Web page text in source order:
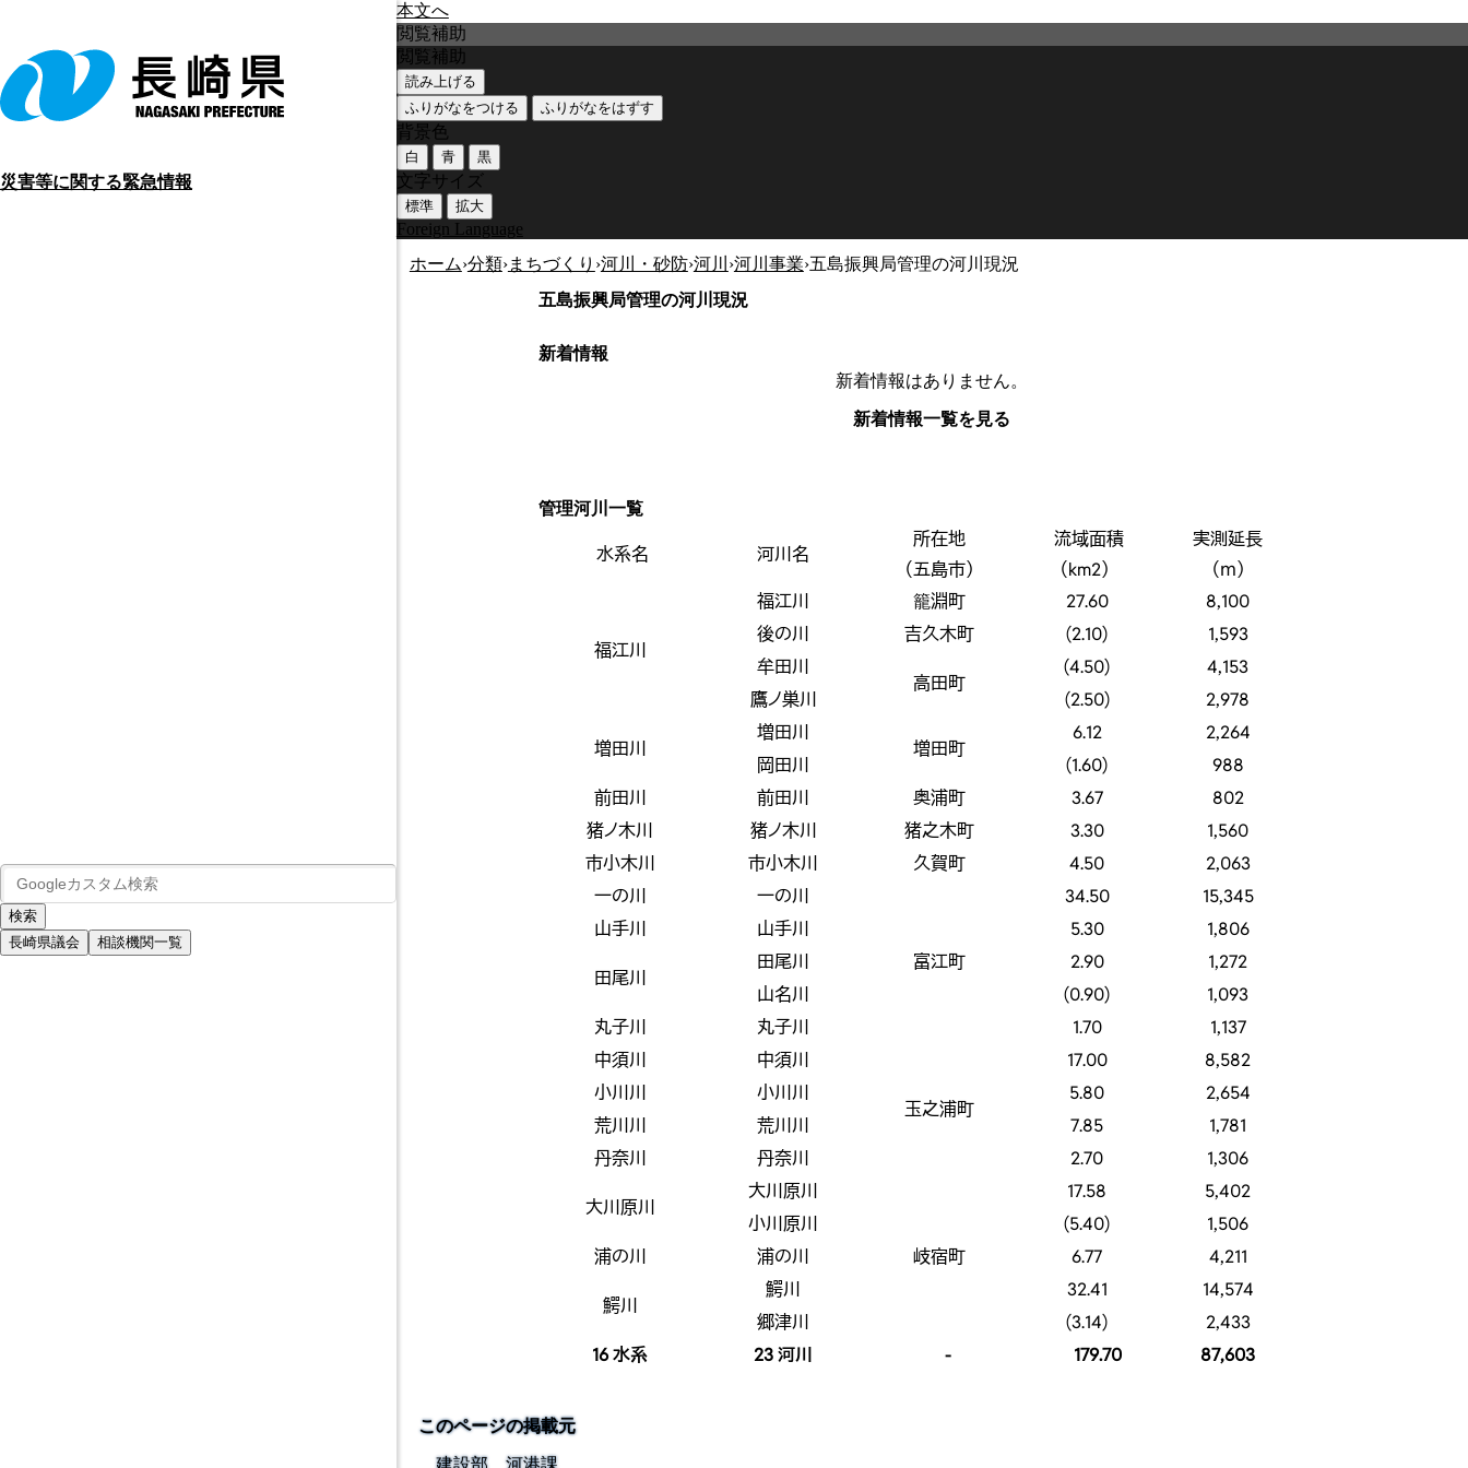
本文へ
災害等に関する緊急情報
長崎県議会 相談機関一覧
閲覧補助
閲覧補助
読み上げる
ふりがなをつける
ふりがなをはずす
背景色
白 青 黒
文字サイズ
標準 拡大
Foreign Language
ホーム›分類›まちづくり ›河川・砂防›河川 ›河川事業›五島振興局管理の河川現況
五島振興局管理の河川現況
新着情報
新着情報はありません。
新着情報一覧を見る
管理河川一覧
水系名 河川名
所在地
（五島市）
流域面積
（km2）
実測延長
（ｍ）
福江川
福江川 籠淵町 27.60
8,100
後の川
吉久木町 (2.10)
1,593
牟田川
高田町
(4.50)
4,153
鷹ノ巣川
(2.50) 2,978
増田川
増田川
増田町
6.12
2,264
岡田川
(1.60)
988
前田川
前田川 奥浦町 3.67
802
猪ノ木川
猪ノ木川 猪之木町 3.30
1,560
市小木川
市小木川 久賀町 4.50
2,063
一の川
一の川
富江町
34.50
15,345
山手川
山手川 5.30 1,806
田尾川
田尾川 2.90
1,272
山名川
(0.90)
1,093
丸子川
丸子川 1.70
1,137
中須川
中須川
玉之浦町
17.00
8,582
小川川
小川川 5.80
2,654
荒川川
荒川川 7.85
1,781
丹奈川
丹奈川 2.70 1,306
大川原川
大川原川
岐宿町
17.58
5,402
小川原川
(5.40)
1,506
浦の川
浦の川 6.77 4,211
鰐川
鰐川 32.41
14,574
郷津川
(3.14)
2,433
16 水系
23 河川 - 179.70 87,603
このページの掲載元
建設部 河港課